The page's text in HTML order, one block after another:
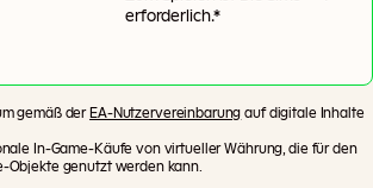
erforderlich.*
gemäß der EA-Nutzervereinbarung auf digitale Inhalte
In-Game-Käufe von virtueller Währung, die für den
Objekte genutzt werden kann.